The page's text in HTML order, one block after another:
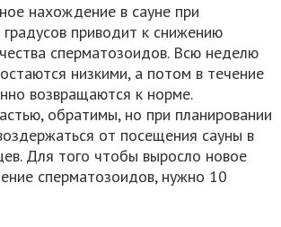
нахождение в сауне при
приводит к снижению
сперматозоидов. Всю неделю
низкими, а потом в течение
возвращаются к норме.
обратимы, но при планировании
от посещения сауны в
Для того чтобы выросло новое
сперматозоидов, нужно 10